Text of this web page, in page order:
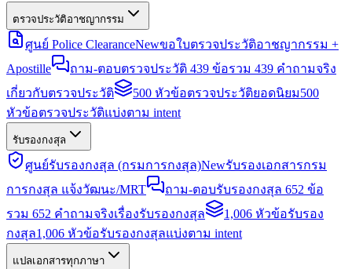
ตรวจประวัติอาชญากรรม
ศูนย์ Police ClearanceNewขอใบตรวจประวัติอาชญากรรม +
Apostille
ถาม-ตอบตรวจประวัติ 439 ข้อรวม 439 คำถามจริง
เกี่ยวกับตรวจประวัติ
500 หัวข้อตรวจประวัติยอดนิยม500
หัวข้อตรวจประวัติแบ่งตาม intent
รับรองกงสุล
ศูนย์รับรองกงสุล (กรมการกงสุล)Newรับรองเอกสารกรม
การกงสุล แจ้งวัฒนะ/MRT
ถาม-ตอบรับรองกงสุล 652 ข้อ
รวม 652 คำถามจริงเรื่องรับรองกงสุล
1,006 หัวข้อรับรอง
กงสุล1,006 หัวข้อรับรองกงสุลแบ่งตาม intent
แปลเอกสารทุกภาษา